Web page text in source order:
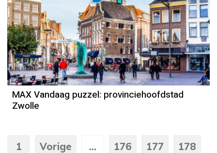
MAX Vandaag puzzel: provinciehoofdstad
Zwolle
1 Vorige ... 176 177 178